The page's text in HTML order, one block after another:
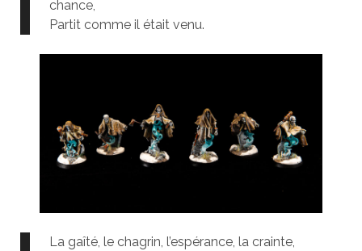
chance,
Partit comme il était venu.
La gaîté, le chagrin, l’espérance, la crainte,